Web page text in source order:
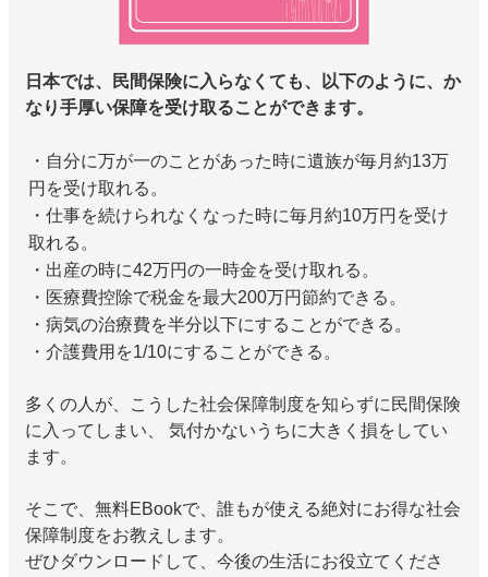
日本では、民間保険に入らなくても、以下のように、か
なり手厚い保障を受け取ることができます。
・自分に万が一のことがあった時に遺族が毎月約13万
円を受け取れる。
・仕事を続けられなくなった時に毎月約10万円を受け
取れる。
・出産の時に42万円の一時金を受け取れる。
・医療費控除で税金を最大200万円節約できる。
・病気の治療費を半分以下にすることができる。
・介護費用を1/10にすることができる。
多くの人が、こうした社会保障制度を知らずに民間保険
に入ってしまい、 気付かないうちに大きく損をしてい
ます。
そこで、無料EBookで、誰もが使える絶対にお得な社会
保障制度をお教えします。
ぜひダウンロードして、今後の生活にお役立てくださ